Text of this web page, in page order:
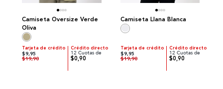
Camiseta Oversize Verde
Oliva
Tarjeta de crédito
$9,95
$19,90
Crédito directo
12 Cuotas de
$0,90
Camiseta Llana Blanca
Tarjeta de crédito
$9,95
$19,90
Crédito directo
12 Cuotas de
$0,90